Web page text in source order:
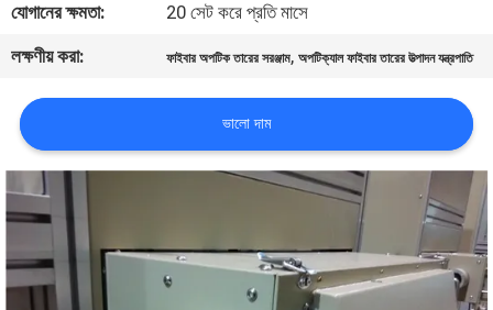
খবর
উদ্ধৃতির
জন্য
আবেদন
সাইট
ম্যাপ
যোগানের ক্ষমতা:
20 সেট করে প্রতি মাসে
লক্ষণীয় করা:
ফাইবার অপটিক তারের সরঞ্জাম,অপটিক্যাল ফাইবার তারের উত্পাদন যন্ত্রপাতি
ভালো দাম